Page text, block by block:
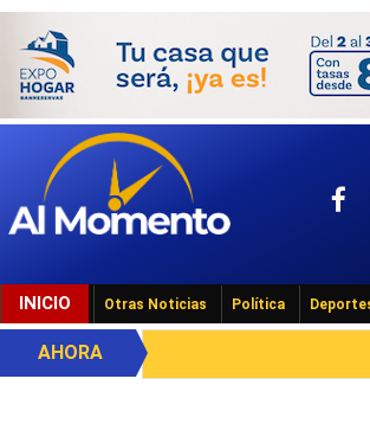
INICIO Otras Noticias Política
AHORA